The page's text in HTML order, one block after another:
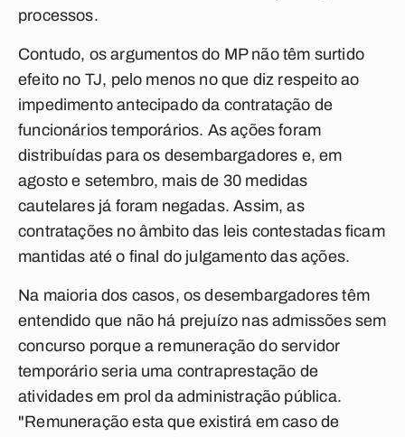
processos.
Contudo, os argumentos do MP não têm surtido
efeito no TJ, pelo menos no que diz respeito ao
impedimento antecipado da contratação de
funcionários temporários. As ações foram
distribuídas para os desembargadores e, em
agosto e setembro, mais de 30 medidas
cautelares já foram negadas. Assim, as
contratações no âmbito das leis contestadas ficam
mantidas até o final do julgamento das ações.
Na maioria dos casos, os desembargadores têm
entendido que não há prejuízo nas admissões sem
concurso porque a remuneração do servidor
temporário seria uma contraprestação de
atividades em prol da administração pública.
"Remuneração esta que existirá em caso de